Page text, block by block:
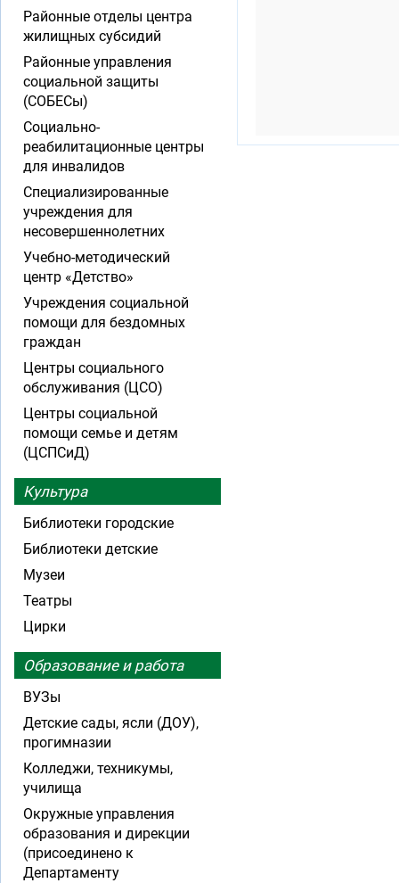
Районные отделы центра
жилищных субсидий
Районные управления
социальной защиты
(СОБЕСы)
Социально-
реабилитационные центры
для инвалидов
Специализированные
учреждения для
несовершеннолетних
Учебно-методический
центр «Детство»
Учреждения социальной
помощи для бездомных
граждан
Центры социального
обслуживания (ЦСО)
Центры социальной
помощи семье и детям
(ЦСПСиД)
Культура
Библиотеки городские
Библиотеки детские
Музеи
Театры
Цирки
Образование и работа
ВУЗы
Детские сады, ясли (ДОУ),
прогимназии
Колледжи, техникумы,
училища
Окружные управления
образования и дирекции
(присоединено к
Департаменту